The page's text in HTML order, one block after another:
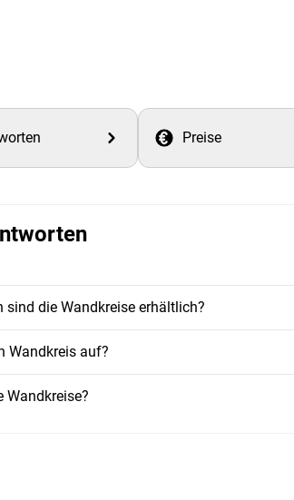
Preise
sind die Wandkreise erhältlich?
Wandkreis auf?
Wandkreise?